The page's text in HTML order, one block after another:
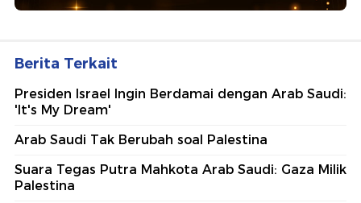
Berita Terkait
Presiden Israel Ingin Berdamai dengan Arab Saudi:
'It's My Dream'
Arab Saudi Tak Berubah soal Palestina
Suara Tegas Putra Mahkota Arab Saudi: Gaza Milik
Palestina